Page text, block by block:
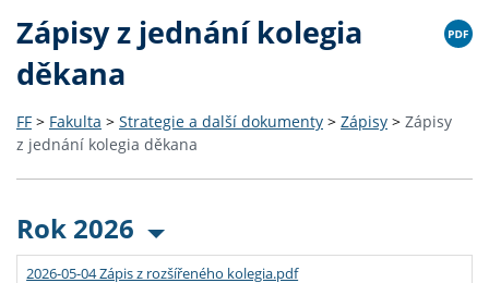
Zápisy z jednání kolegia
děkana
FF > Fakulta > Strategie a další dokumenty > Zápisy > Zápisy
z jednání kolegia děkana
Rok 2026
2026-05-04 Zápis z rozšířeného kolegia.pdf